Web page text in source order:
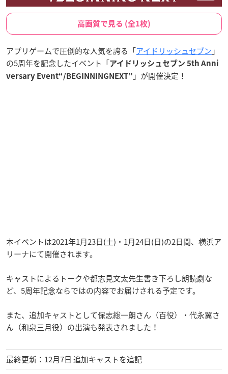
高画質で見る (全1枚)
アプリゲームで圧倒的な人気を誇る「アイドリッシュセブン 」
の5周年を記念したイベント「アイドリッシュセブン 5th Anni
versary Event“/BEGINNINGNEXT” 」が開催決定！
本イベントは2021年1月23日(土)・1月24日(日)の2日間、横浜ア
リーナにて開催されます。
キャストによるトークや都志見文太先生書き下ろし朗読劇な
ど、5周年記念ならではの内容でお届けされる予定です。
また、追加キャストとして保志総一朗さん（百役）・代永翼さ
ん（和泉三月役）の出演も発表されました！
最終更新：12月7日 追加キャストを追記